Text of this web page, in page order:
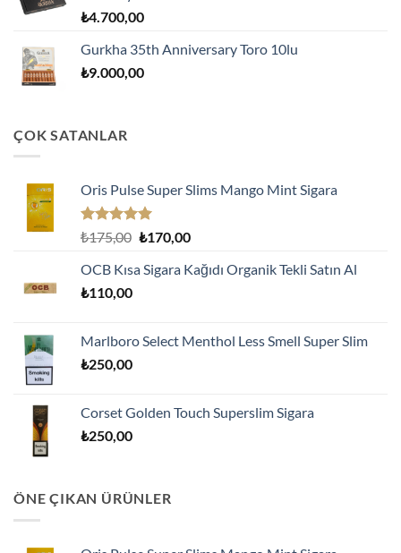
₺4.700,00
Gurkha 35th Anniversary Toro 10lu
₺9.000,00
ÇOK SATANLAR
Oris Pulse Super Slims Mango Mint Sigara
5 üzerinden
oy
aldı
₺175,00 Orijinal
₺175,00.
₺170,00Şu
fiyat:
OCB Kısa Sigara Kağıdı Organik Tekli Satın Al
₺110,00
Marlboro Select Menthol Less Smell Super Slim
₺250,00
Corset Golden Touch Superslim Sigara
₺250,00
ÖNE ÇIKAN ÜRÜNLER